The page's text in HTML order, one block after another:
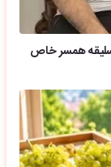
سلیقه همسر خاص